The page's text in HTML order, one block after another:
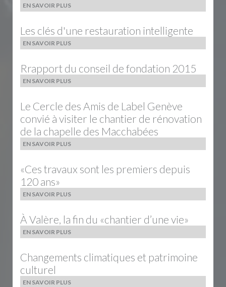
EN SAVOIR PLUS
Les clés d'une restauration intelligente
EN SAVOIR PLUS
Rrapport du conseil de fondation 2015
EN SAVOIR PLUS
Le Cercle des Amis de Label Genève
convié à visiter le chantier de rénovation
de la chapelle des Macchabées
EN SAVOIR PLUS
«Ces travaux sont les premiers depuis
120 ans»
EN SAVOIR PLUS
À Valère, la fin du «chantier d’une vie»
EN SAVOIR PLUS
Changements climatiques et patrimoine
culturel
EN SAVOIR PLUS